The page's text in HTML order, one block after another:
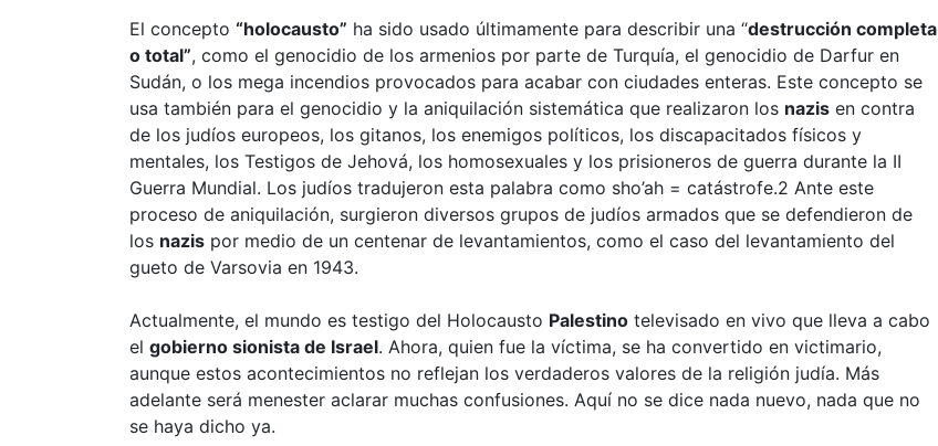
El concepto “holocausto” ha sido usado últimamente para describir una “destrucción completa
o total”, como el genocidio de los armenios por parte de Turquía, el genocidio de Darfur en
Sudán, o los mega incendios provocados para acabar con ciudades enteras. Este concepto se
usa también para el genocidio y la aniquilación sistemática que realizaron los nazis en contra
de los judíos europeos, los gitanos, los enemigos políticos, los discapacitados físicos y
mentales, los Testigos de Jehová, los homosexuales y los prisioneros de guerra durante la II
Guerra Mundial. Los judíos tradujeron esta palabra como sho’ah = catástrofe.2 Ante este
proceso de aniquilación, surgieron diversos grupos de judíos armados que se defendieron de
los nazis por medio de un centenar de levantamientos, como el caso del levantamiento del
gueto de Varsovia en 1943.
Actualmente, el mundo es testigo del Holocausto Palestino televisado en vivo que lleva a cabo
el gobierno sionista de Israel. Ahora, quien fue la víctima, se ha convertido en victimario,
aunque estos acontecimientos no reflejan los verdaderos valores de la religión judía. Más
adelante será menester aclarar muchas confusiones. Aquí no se dice nada nuevo, nada que no
se haya dicho ya.